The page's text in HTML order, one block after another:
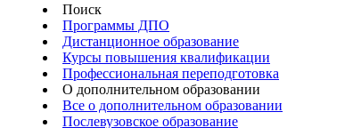
Поиск
Программы ДПО
Дистанционное образование
Курсы повышения квалификации
Профессиональная переподготовка
О дополнительном образовании
Все о дополнительном образовании
Послевузовское образование